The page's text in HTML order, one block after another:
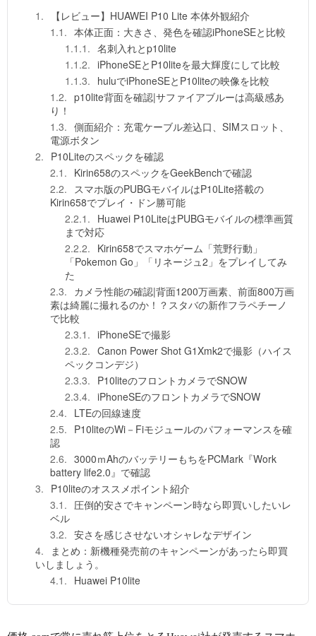
【レビュー】HUAWEI P10 Lite 本体外観紹介
本体正面：大きさ、発色を確認iPhoneSEと比較
名刺入れとp10lite
iPhoneSEとP10liteを最大輝度にして比較
huluでiPhoneSEとP10liteの映像を比較
p10lite背面を確認|サファイアブルーは高級感あ
り！
側面紹介：充電ケーブル差込口、SIMスロット、
電源ボタン
P10Liteのスペックを確認
Kirin658のスペックをGeekBenchで確認
スマホ版のPUBGモバイルはP10Lite搭載の
Kirin658でプレイ・ドン勝可能
Huawei P10LiteはPUBGモバイルの標準画質
まで対応
Kirin658でスマホゲーム「荒野行動」
「Pokemon Go」「リネージュ2」をプレイしてみ
た
カメラ性能の確認|背面1200万画素、前面800万画
素は綺麗に撮れるのか！？スタバの新作フラペチーノ
で比較
iPhoneSEで撮影
Canon Power Shot G1Xmk2で撮影（ハイス
ペックコンデジ）
P10liteのフロントカメラでSNOW
iPhoneSEのフロントカメラでSNOW
LTEの回線速度
P10liteのWi－Fiモジュールのパフォーマンスを確
認
3000ｍAhのバッテリーもちをPCMark『Work
battery life2.0』で確認
P10liteのオススメポイント紹介
圧倒的安さでキャンペーン時なら即買いしたいレ
ベル
安さを感じさせないオシャレなデザイン
まとめ：新機種発売前のキャンペーンがあったら即買
いしましょう。
Huawei P10lite